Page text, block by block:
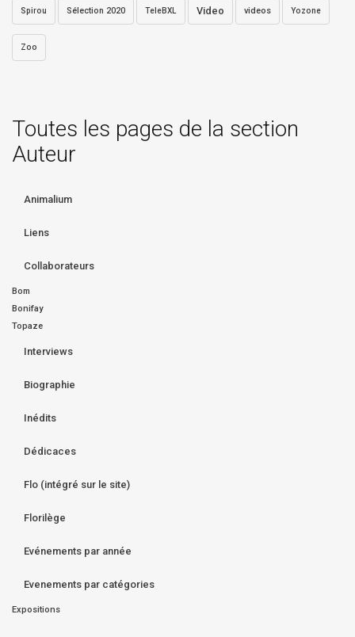
Spirou Sélection 2020 TeleBXL Video videos Yozone
Zoo
Toutes les pages de la section
Auteur
Animalium
Liens
Collaborateurs
Bom
Bonifay
Topaze
Interviews
Biographie
Inédits
Dédicaces
Flo (intégré sur le site)
Florilège
Evénements par année
Evenements par catégories
Expositions